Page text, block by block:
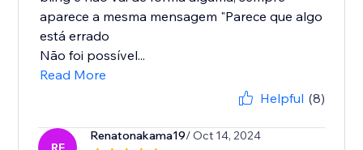
aparece a mesma mensagem "Parece que algo
está errado
Não foi possível...
Read More
Helpful (8)
Renatonakama19/ Oct 14, 2024